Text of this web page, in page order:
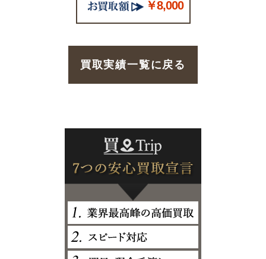
￥8,000
買取実績一覧に戻る